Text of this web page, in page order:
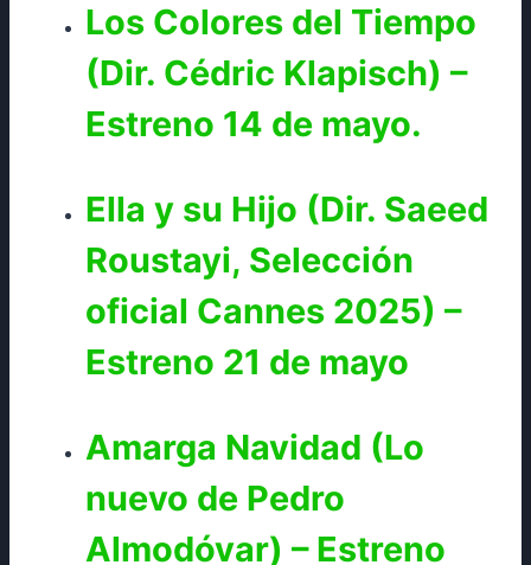
Los Colores del Tiempo
(Dir. Cédric Klapisch) –
Estreno 14 de mayo.
Ella y su Hijo (Dir. Saeed
Roustayi, Selección
oficial Cannes 2025) –
Estreno 21 de mayo
Amarga Navidad (Lo
nuevo de Pedro
Almodóvar) – Estreno